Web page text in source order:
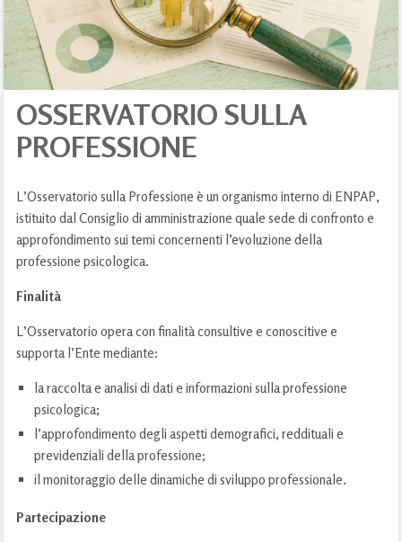
OSSERVATORIO SULLA
PROFESSIONE
L’Osservatorio sulla Professione è un organismo interno di ENPAP,
istituito dal Consiglio di amministrazione quale sede di confronto e
approfondimento sui temi concernenti l’evoluzione della
professione psicologica.
Finalità
L’Osservatorio opera con finalità consultive e conoscitive e
supporta l’Ente mediante:
la raccolta e analisi di dati e informazioni sulla professione
psicologica;
l’approfondimento degli aspetti demografici, reddituali e
previdenziali della professione;
il monitoraggio delle dinamiche di sviluppo professionale.
Partecipazione